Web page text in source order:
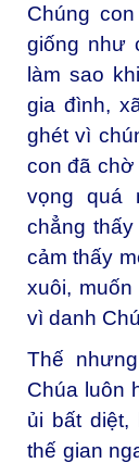
Chúng
giống như
làm sao
gia đình,
ghét vì
con đã chờ
vọng quá
chẳng
cảm thấy
xuôi,
vì danh
Thế
Chúa luôn
ủi bất diệt,
thế gian